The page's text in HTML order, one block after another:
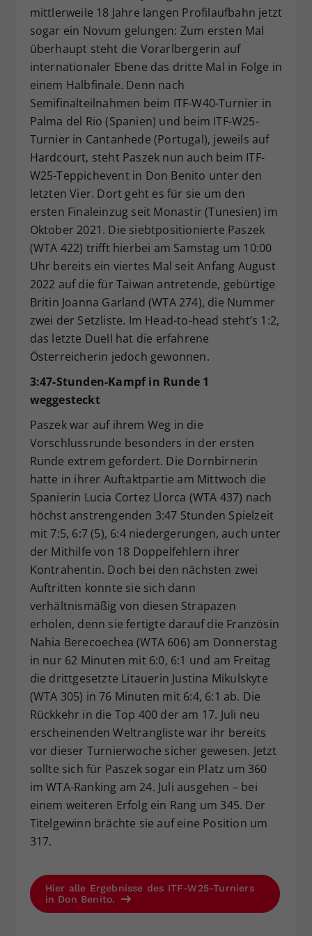
mittlerweile 18 Jahre langen Profilaufbahn jetzt
sogar ein Novum gelungen: Zum ersten Mal
überhaupt steht die Vorarlbergerin auf
internationaler Ebene das dritte Mal in Folge in
einem Halbfinale. Denn nach
Semifinalteilnahmen beim ITF-W40-Turnier in
Palma del Rio (Spanien) und beim ITF-W25-
Turnier in Cantanhede (Portugal), jeweils auf
Hardcourt, steht Paszek nun auch beim ITF-
W25-Teppichevent in Don Benito unter den
letzten Vier. Dort geht es für sie um den
ersten Finaleinzug seit Monastir (Tunesien) im
Oktober 2021. Die siebtpositionierte Paszek
(WTA 422) trifft hierbei am Samstag um 10:00
Uhr bereits ein viertes Mal seit Anfang August
2022 auf die für Taiwan antretende, gebürtige
Britin Joanna Garland (WTA 274), die Nummer
zwei der Setzliste. Im Head-to-head steht’s 1:2,
das letzte Duell hat die erfahrene
Österreicherin jedoch gewonnen.
3:47-Stunden-Kampf in Runde 1
weggesteckt
Paszek war auf ihrem Weg in die
Vorschlussrunde besonders in der ersten
Runde extrem gefordert. Die Dornbirnerin
hatte in ihrer Auftaktpartie am Mittwoch die
Spanierin Lucia Cortez Llorca (WTA 437) nach
höchst anstrengenden 3:47 Stunden Spielzeit
mit 7:5, 6:7 (5), 6:4 niedergerungen, auch unter
der Mithilfe von 18 Doppelfehlern ihrer
Kontrahentin. Doch bei den nächsten zwei
Auftritten konnte sie sich dann
verhältnismäßig von diesen Strapazen
erholen, denn sie fertigte darauf die Französin
Nahia Berecoechea (WTA 606) am Donnerstag
in nur 62 Minuten mit 6:0, 6:1 und am Freitag
die drittgesetzte Litauerin Justina Mikulskyte
(WTA 305) in 76 Minuten mit 6:4, 6:1 ab. Die
Rückkehr in die Top 400 der am 17. Juli neu
erscheinenden Weltrangliste war ihr bereits
vor dieser Turnierwoche sicher gewesen. Jetzt
sollte sich für Paszek sogar ein Platz um 360
im WTA-Ranking am 24. Juli ausgehen – bei
einem weiteren Erfolg ein Rang um 345. Der
Titelgewinn brächte sie auf eine Position um
317.
Hier alle Ergebnisse des ITF-W25-Turniers
in Don Benito.
Zweck
Dieser Wert speichert Ihre Consent-
Einstellungen. Unter anderem eine
zufällig generierte ID, für die
historische Speicherung Ihrer
vorgenommen Einstellungen, falls der
Webseiten-Betreiber dies eingestellt
hat.